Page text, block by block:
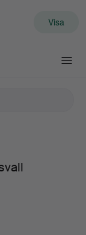
Visa